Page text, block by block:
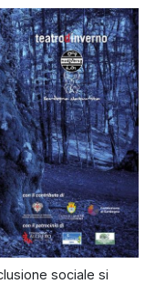
sociale si